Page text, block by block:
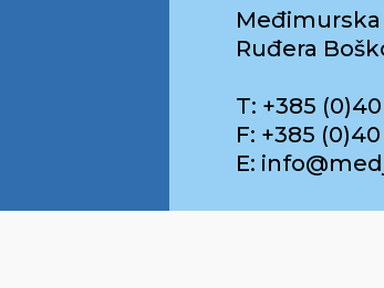
Ruđera
T: +385 (0)40
F: +385
E: